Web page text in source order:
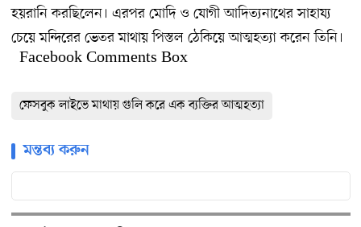
হয়রানি করছিলেন। এরপর মোদি ও যোগী আদিত্যনাথের সাহায্য
চেয়ে মন্দিরের ভেতর মাথায় পিস্তল ঠেকিয়ে আত্মহত্যা করেন তিনি।
Facebook Comments Box
ফেসবুক লাইভে মাথায় গুলি করে এক ব্যক্তির আত্মহত্যা
মন্তব্য করুন